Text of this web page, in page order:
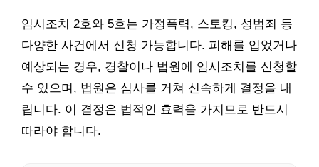
임시조치 2호와 5호는 가정폭력, 스토킹, 성범죄 등
다양한 사건에서 신청 가능합니다. 피해를 입었거나
예상되는 경우, 경찰이나 법원에 임시조치를 신청할
수 있으며, 법원은 심사를 거쳐 신속하게 결정을 내
립니다. 이 결정은 법적인 효력을 가지므로 반드시
따라야 합니다.